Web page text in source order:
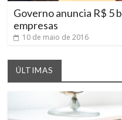
Governo anuncia R$ 5
empresas
10 de maio de 2016
ÚLTIMAS